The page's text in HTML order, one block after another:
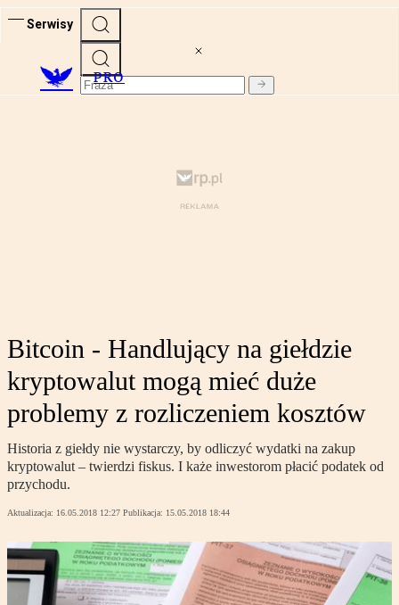
Serwisy
PRO
Bitcoin - Handlujący na giełdzie
kryptowalut mogą mieć duże
problemy z rozliczeniem kosztów
Historia z giełdy nie wystarczy, by odliczyć wydatki na zakup
kryptowalut – twierdzi fiskus. I każe inwestorom płacić podatek od
przychodu.
Aktualizacja: 16.05.2018 12:27 Publikacja: 15.05.2018 18:44